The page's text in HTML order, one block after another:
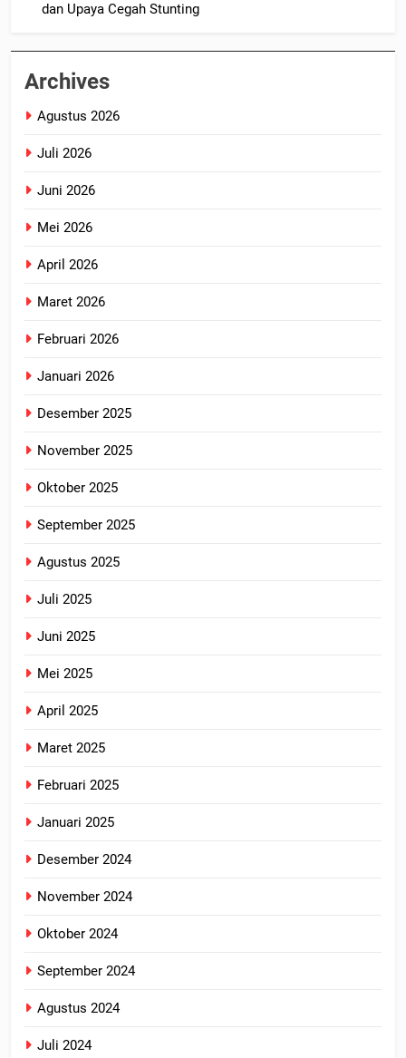
dan Upaya Cegah Stunting
Archives
Agustus 2026
Juli 2026
Juni 2026
Mei 2026
April 2026
Maret 2026
Februari 2026
Januari 2026
Desember 2025
November 2025
Oktober 2025
September 2025
Agustus 2025
Juli 2025
Juni 2025
Mei 2025
April 2025
Maret 2025
Februari 2025
Januari 2025
Desember 2024
November 2024
Oktober 2024
September 2024
Agustus 2024
Juli 2024